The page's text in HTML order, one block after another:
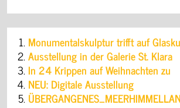
Monumentalskulptur trifft auf
Ausstellung in der Galerie St. Klara
In 24 Krippen auf Weihnachten zu
NEU: Digitale Ausstellung